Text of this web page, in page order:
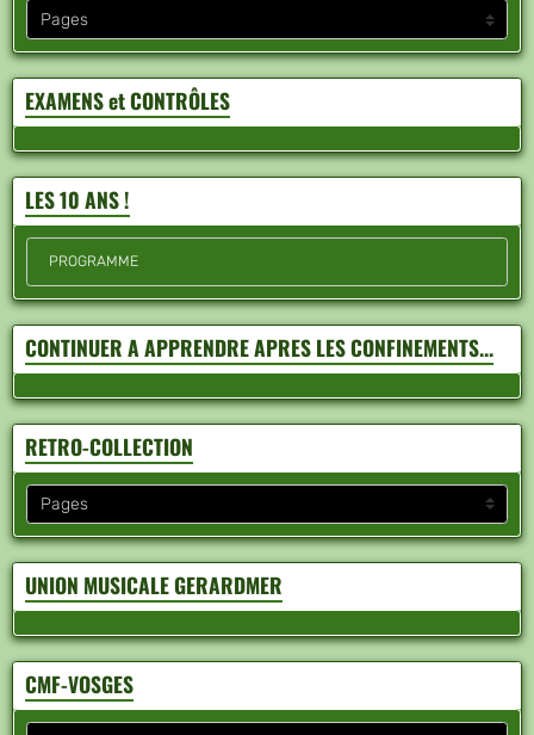
EXAMENS et CONTRÔLES
LES 10 ANS !
PROGRAMME
CONTINUER A APPRENDRE APRES LES CONFINEMENTS...
RETRO-COLLECTION
UNION MUSICALE GERARDMER
CMF-VOSGES